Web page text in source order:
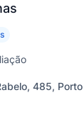
485, Porto